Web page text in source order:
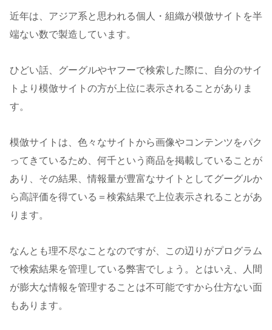
近年は、アジア系と思われる個人・組織が模倣サイトを半
端ない数で製造しています。
ひどい話、グーグルやヤフーで検索した際に、自分のサイ
トより模倣サイトの方が上位に表示されることがありま
す。
模倣サイトは、色々なサイトから画像やコンテンツをパク
ってきているため、何千という商品を掲載していることが
あり、その結果、情報量が豊富なサイトとしてグーグルか
ら高評価を得ている＝検索結果で上位表示されることがあ
ります。
なんとも理不尽なことなのですが、この辺りがプログラム
で検索結果を管理している弊害でしょう。とはいえ、人間
が膨大な情報を管理することは不可能ですから仕方ない面
もあります。